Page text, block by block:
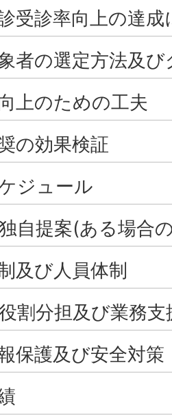
受診率向上の達
者の選定方法及
上のための工夫
の効果検証
ジュール
自提案(ある場合
及び人員体制
割分担及び業務支
保護及び安全対